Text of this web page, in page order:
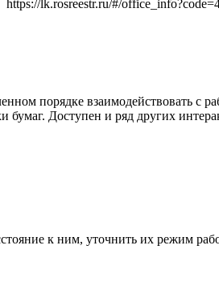
https://lk.rosreestr.ru/#/
порядке взаимодействовать с
бумаг. Доступен и ряд других
к ним, уточнить их режим